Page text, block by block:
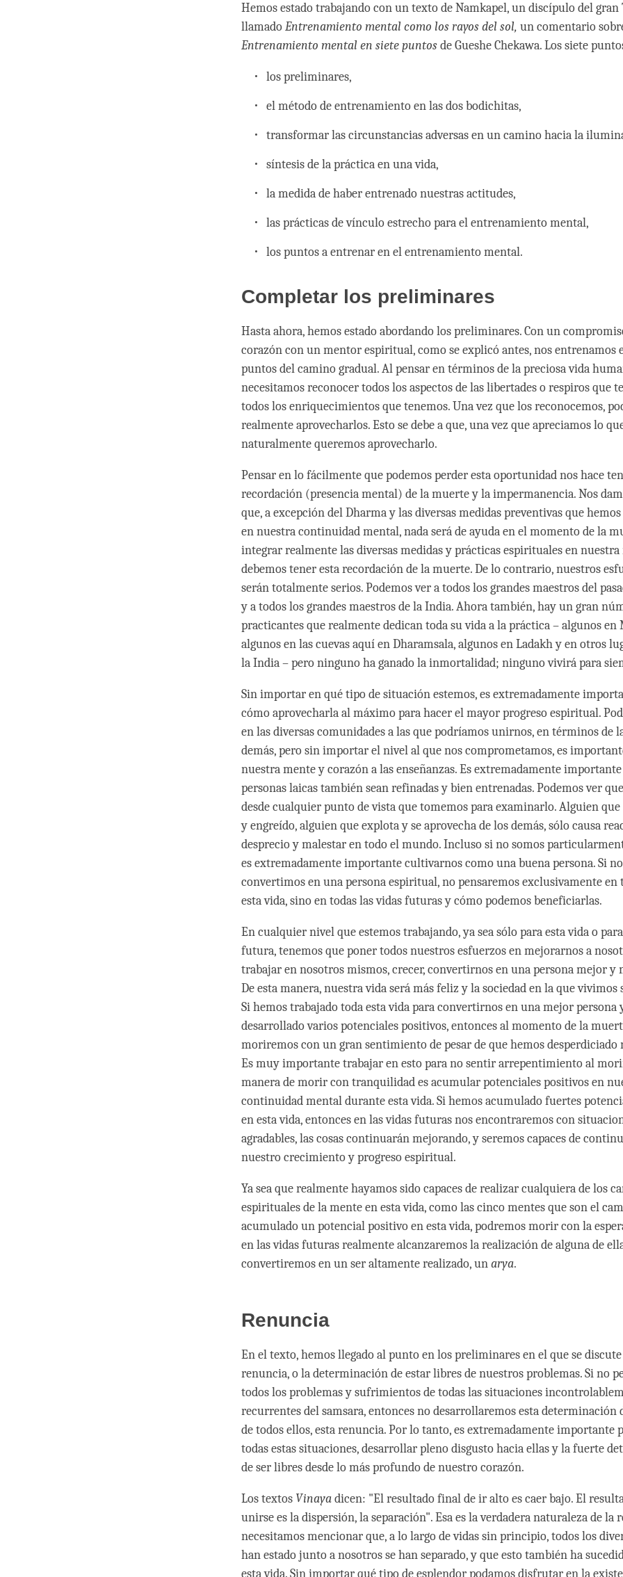
Hemos estado trabajando con un texto de Namkapel, un discípulo del gran
llamadoEntrenamiento mental como los rayos del sol, un comentario
Entrenamiento mental en siete puntosde Gueshe Chekawa. Los siete
los preliminares,
el método de entrenamiento en las dos bodichitas,
transformar las circunstancias adversas en un camino hacia la
síntesis de la práctica en una vida,
la medida de haber entrenado nuestras actitudes,
las prácticas de vínculo estrecho para el entrenamiento mental,
los puntos a entrenar en el entrenamiento mental.
Completar los preliminares
Hasta ahora, hemos estado abordando los preliminares. Con un
corazón con un mentor espiritual, como se explicó antes, nos entrenamos
puntos del camino gradual. Al pensar en términos de la preciosa vida
necesitamos reconocer todos los aspectos de las libertades o respiros que
todos los enriquecimientos que tenemos. Una vez que los reconocemos,
realmente aprovecharlos. Esto se debe a que, una vez que apreciamos lo
naturalmente queremos aprovecharlo.
Pensar en lo fácilmente que podemos perder esta oportunidad nos hace
recordación (presencia mental) de la muerte y la impermanencia. Nos
que, a excepción del Dharma y las diversas medidas preventivas que
en nuestra continuidad mental, nada será de ayuda en el momento de la
integrar realmente las diversas medidas y prácticas espirituales en nuestra
debemos tener esta recordación de la muerte. De lo contrario, nuestros
serán totalmente serios. Podemos ver a todos los grandes maestros del
y a todos los grandes maestros de la India. Ahora también, hay un gran
practicantes que realmente dedican toda su vida a la práctica – algunos en
algunos en las cuevas aquí en Dharamsala, algunos en Ladakh y en otros
la India – pero ninguno ha ganado la inmortalidad; ninguno vivirá para
Sin importar en qué tipo de situación estemos, es extremadamente
cómo aprovecharla al máximo para hacer el mayor progreso espiritual.
en las diversas comunidades a las que podríamos unirnos, en términos de
demás, pero sin importar el nivel al que nos comprometamos, es
nuestra mente y corazón a las enseñanzas. Es extremadamente
personas laicas también sean refinadas y bien entrenadas. Podemos ver
desde cualquier punto de vista que tomemos para examinarlo. Alguien que
y engreído, alguien que explota y se aprovecha de los demás, sólo causa
desprecio y malestar en todo el mundo. Incluso si no somos
es extremadamente importante cultivarnos como una buena persona. Si
convertimos en una persona espiritual, no pensaremos exclusivamente en
esta vida, sino en todas las vidas futuras y cómo podemos beneficiarlas.
En cualquier nivel que estemos trabajando, ya sea sólo para esta vida o
futura, tenemos que poner todos nuestros esfuerzos en mejorarnos a
trabajar en nosotros mismos, crecer, convertirnos en una persona mejor y
De esta manera, nuestra vida será más feliz y la sociedad en la que vivimos
Si hemos trabajado toda esta vida para convertirnos en una mejor persona
desarrollado varios potenciales positivos, entonces al momento de la
moriremos con un gran sentimiento de pesar de que hemos desperdiciado
Es muy importante trabajar en esto para no sentir arrepentimiento al
manera de morir con tranquilidad es acumular potenciales positivos en
continuidad mental durante esta vida. Si hemos acumulado fuertes
en esta vida, entonces en las vidas futuras nos encontraremos con
agradables, las cosas continuarán mejorando, y seremos capaces de
nuestro crecimiento y progreso espiritual.
Ya sea que realmente hayamos sido capaces de realizar cualquiera de los
espirituales de la mente en esta vida, como las cinco mentes que son el
acumulado un potencial positivo en esta vida, podremos morir con la
en las vidas futuras realmente alcanzaremos la realización de alguna de
convertiremos en un ser altamente realizado, unarya.
Renuncia
En el texto, hemos llegado al punto en los preliminares en el que se
renuncia, o la determinación de estar libres de nuestros problemas. Si no
todos los problemas y sufrimientos de todas las situaciones
recurrentes del samsara, entonces no desarrollaremos esta determinación
de todos ellos, esta renuncia. Por lo tanto, es extremadamente importante
todas estas situaciones, desarrollar pleno disgusto hacia ellas y la fuerte
de ser libres desde lo más profundo de nuestro corazón.
Los textos Vinayadicen: "El resultado final de ir alto es caer bajo. El
unirse es la dispersión, la separación". Esa es la verdadera naturaleza de la
necesitamos mencionar que, a lo largo de vidas sin principio, todos los
han estado junto a nosotros se han separado, y que esto también ha
esta vida. Sin importar qué tipo de esplendor podamos disfrutar en la